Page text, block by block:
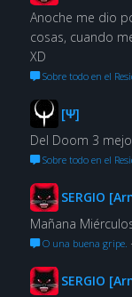
Anoche me dio
cosas, cuando
XD
Sobre todo en el
[Ψ]
Del Doom 3
Sobre todo en el
SERGIO
Mañana
O una buena gripe. ·
SERGIO